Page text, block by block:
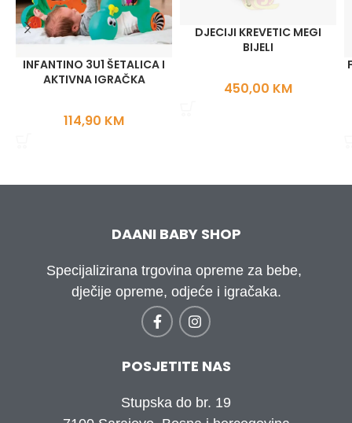
INFANTINO 3U1 ŠETALICA I
AKTIVNA IGRAČKA
114,90 KM
DJECIJI KREVETIC MEGI
BIJELI
450,00 KM
DAANI BABY SHOP
Specijalizirana trgovina opreme za bebe,
dječije opreme, odjeće i igračaka.
POSJETITE NAS
Stupska do br. 19